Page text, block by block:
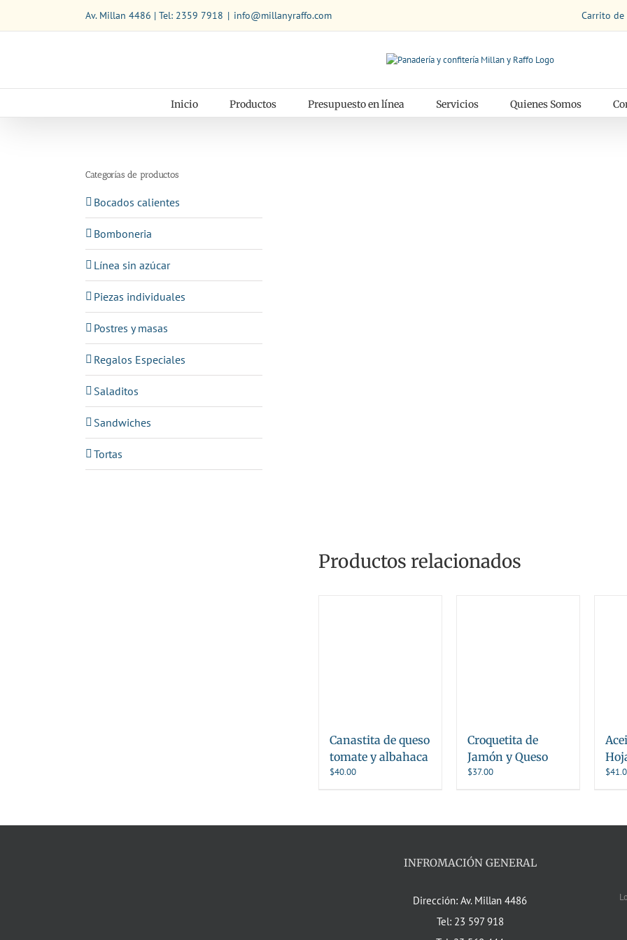
contenido
Av. Millan 4486 | Tel: 2359 7918 | info@millanyraffo.com Carrito de
Inicio Productos Presupuesto en línea Servicios Quienes Somos
Productos relacionados
Canastita de queso
tomate y albahaca
$40.00
Croquetita de
Jamón y Queso
$37.00 $
Categorías de productos
Bocados calientes
Bomboneria
Línea sin azúcar
Piezas individuales
Postres y masas
Regalos Especiales
Saladitos
Sandwiches
Tortas
INFROMACIÓN GENERAL
Dirección: Av. Millan 4486
Tel: 23 597 918